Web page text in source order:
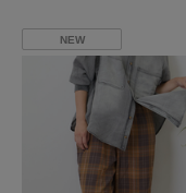
NEW